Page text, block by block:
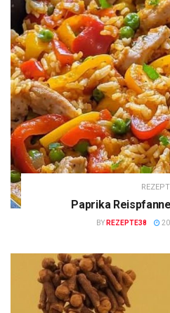
Paprika
BY REZEPTE38